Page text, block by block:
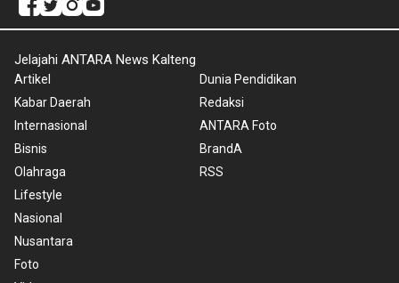
Jelajahi ANTARA News Kalteng
Artikel
Kabar Daerah
Internasional
Bisnis
Olahraga
Lifestyle
Nasional
Nusantara
Foto
Dunia Pendidikan
Redaksi
ANTARA Foto
BrandA
RSS